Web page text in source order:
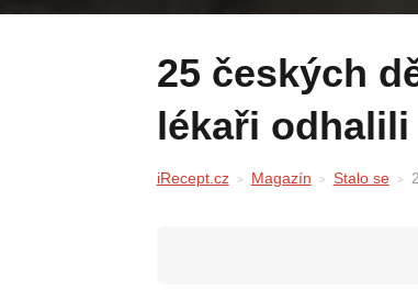
25 českých dětí skolila nevolnost v Itálii —
lékaři
iRecept.cz Magazín Stalo se